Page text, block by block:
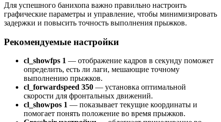
Для успешного банихопа важно правильно настроить
графические параметры и управление, чтобы минимизировать
задержки и повысить точность выполнения прыжков.
Рекомендуемые настройки
cl_showfps 1 — отображение кадров в секунду поможет
определить, есть ли лаги, мешающие точному
выполнению прыжков.
cl_forwardspeed 350 — установка оптимальной
скорости для фронтальных движений.
cl_showpos 1 — показывает текущие координаты и
помогает понять положение во время прыжков.